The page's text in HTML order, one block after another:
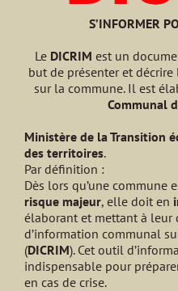
S’INFORMER
Le DICRIM est un
but de présenter et
sur la commune. Il est
Communal
Ministère de la Transition
des territoires.
Par définition :
Dès lors qu’une commune
risque majeur, elle doit en
élaborant et mettant à
d’information communal
(DICRIM). Cet outil
indispensable pour
en cas de crise.